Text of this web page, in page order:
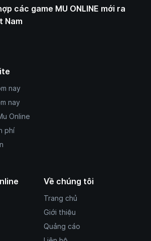
các game MU ONLINE mới ra
Nam
nay
nay
Online
phí
Về chúng tôi
Trang chủ
Giới thiệu
Quảng cáo